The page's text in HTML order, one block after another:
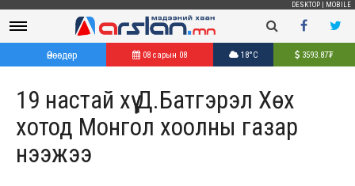
DESKTOP MOBILE
Өнөөдөр 08 сарын 08 18°C 3593.87₮
19 настай хүү Д.Батгэрэл Хөх
хотод Монгол хоолны газар
нээжээ